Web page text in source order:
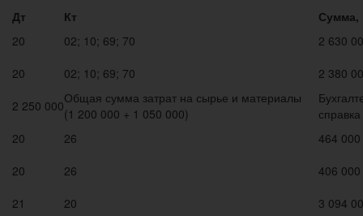
Дт
Кт
Сумма,
20
02; 10; 69; 70
2 630
20
02; 10; 69; 70
2 380
2 250 000Общая сумма затрат на сырье и материалы
(1 200 000 + 1 050 000)
справка
20
26
464 000
20
26
406 000
21
20
3 094